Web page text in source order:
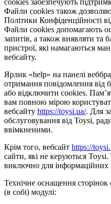
Файли cookies також
Політики Конфіденційності
Файли cookies допомагають
запитів, а також виявляти та
пристрої, які намагаються
вебсайту.
Ярлик «help» на панелі
отримання повідомлення від
або відключити cookies.
вам повною мірою
вебсайту https://toysi.ua/. Для
обслуговування від Toysi,
ввімкненими.
Крім того, вебсайт https://
сайти, які не керуються
виключно для інформаційних
Технічне оснащення сторінок
(в собі) модулі: